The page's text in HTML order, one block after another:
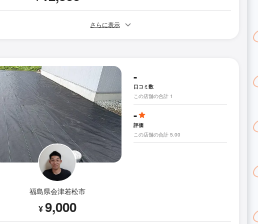
さらに表示
福島県会津若松市
¥9,000
-
口コミ数
この店舗の合計 1
-
評価
この店舗の合計 5.00